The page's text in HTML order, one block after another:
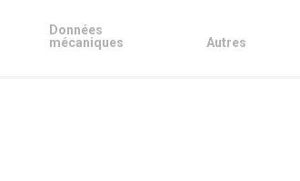
Données
mécaniques
Autres